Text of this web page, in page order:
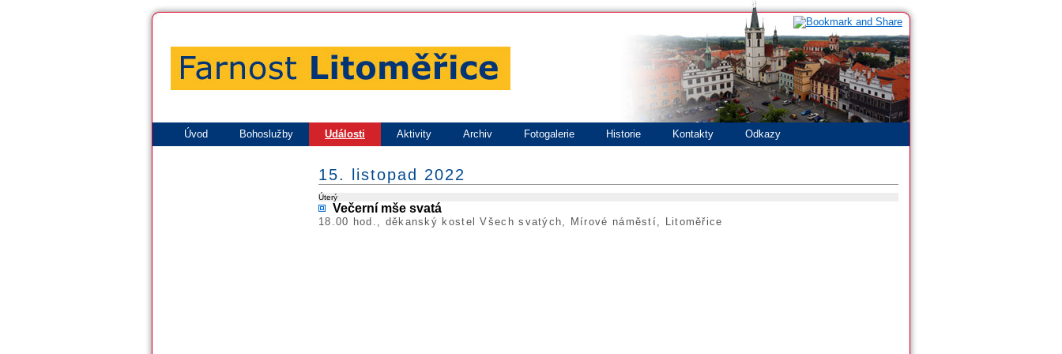
Úvod Bohoslužby Události Aktivity Archiv Fotogalerie Historie Kontakty Odkazy
15. listopad 2022
Úterý
Večerní mše svatá
18.00 hod., děkanský kostel Všech svatých, Mírové náměstí, Litoměřice